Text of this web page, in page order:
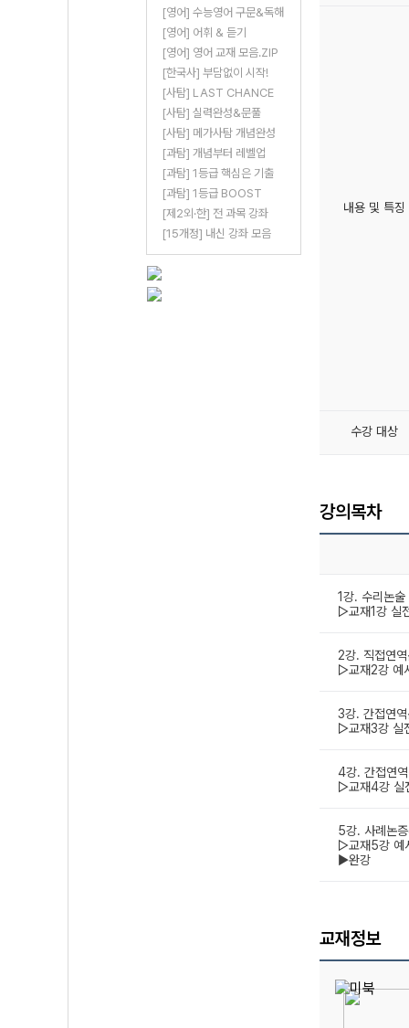
[영어] 수능영어 구문&독해
[영어] 어휘 & 듣기
[영어] 영어 교재 모음.ZIP
[한국사] 부담없이 시작!
[사탐] LAST CHANCE
[사탐] 실력완성&문풀
[사탐] 메가사탐 개념완성
[과탐] 개념부터 레벨업
[과탐] 1등급 핵심은 기출
[과탐] 1등급 BOOST
[제2외·한] 전 과목 강좌
[15개정] 내신 강좌 모음
내용 및 특징
수강 대상
강의목차
1강. 수리논술
▷교재1강 실
2강. 직접연
▷교재2강 예
3강. 간접연
▷교재3강 실
4강. 간접연
▷교재4강 실
5강. 사례논
▷교재5강 예
▶완강
교재정보